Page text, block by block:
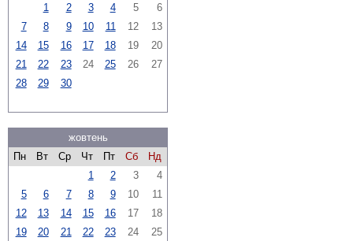
1
2 3 4 5
6
7
8 9 10 11 12
13
14
15 16 17 18 19
20
21
22 23 24 25 26
27
28
29 30
жовтень
Пн
Вт Ср Чт Пт Сб
Нд
1
2 3
4
5
6 7 8 9 10
11
12
13 14 15 16 17
18
19
20 21 22 23 24
25